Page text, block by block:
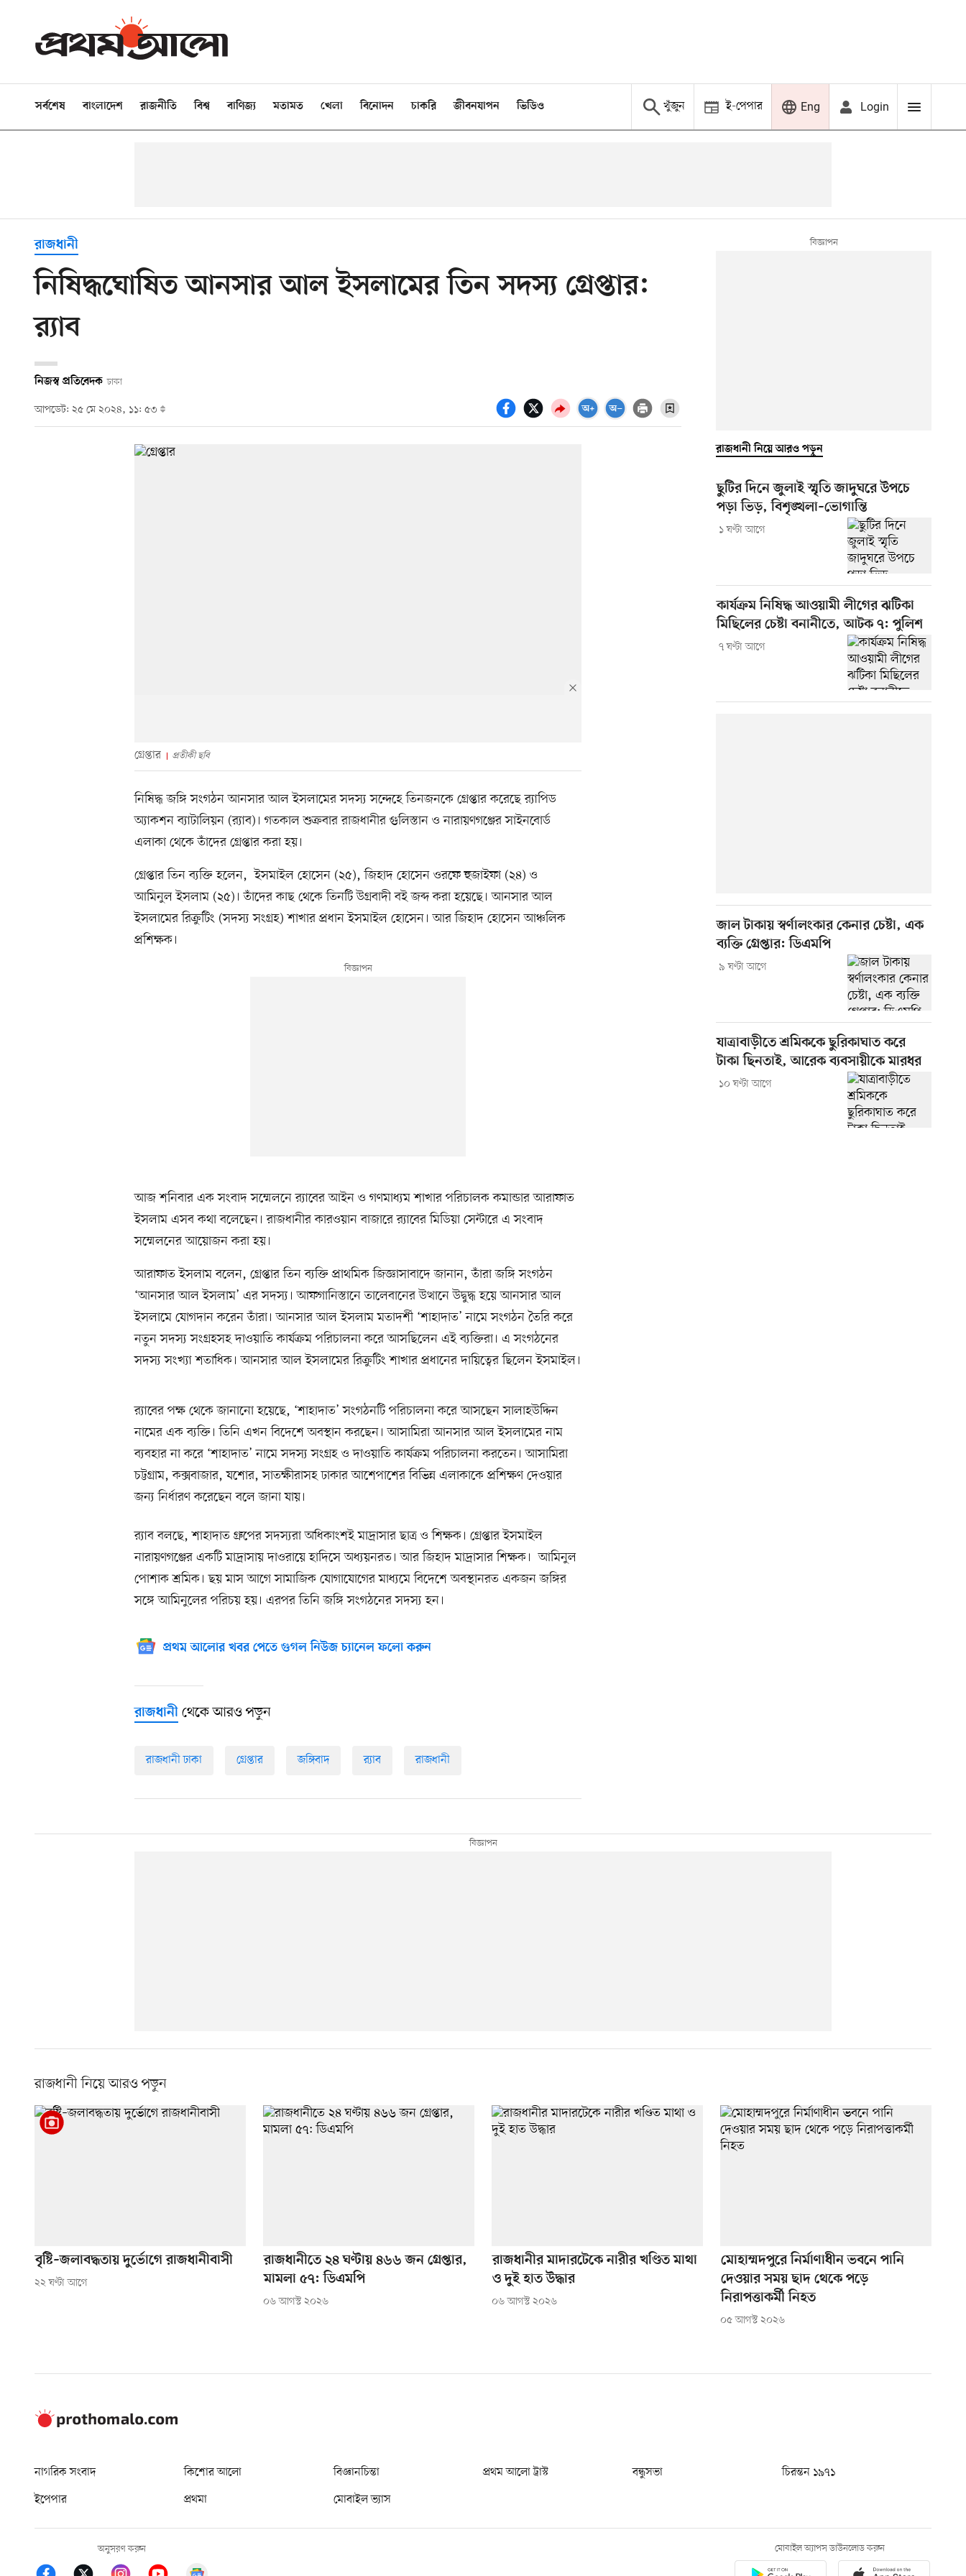
সর্বশেষ বাংলাদেশ রাজনীতি বিশ্ব বাণিজ্য মতামত খেলা বিনোদন চাকরি জীবনযাপন ভিডিও খুঁজুন ই-পেপার Eng Login
রাজধানী
নিষিদ্ধঘোষিত আনসার আল ইসলামের তিন সদস্য গ্রেপ্তার:
র‌্যাব
নিজস্ব প্রতিবেদক ঢাকা
আপডেট: ২৫ মে ২০২৪, ১১: ৫৩
গ্রেপ্তার প্রতীকী ছবি
নিষিদ্ধ জঙ্গি সংগঠন আনসার আল ইসলামের সদস্য সন্দেহে তিনজনকে গ্রেপ্তার করেছে র‌্যাপিড
অ্যাকশন ব্যাটালিয়ন (র‌্যাব)। গতকাল শুক্রবার রাজধানীর গুলিস্তান ও নারায়ণগঞ্জের সাইনবোর্ড
এলাকা থেকে তাঁদের গ্রেপ্তার করা হয়।
গ্রেপ্তার তিন ব্যক্তি হলেন, ইসমাইল হোসেন (২৫), জিহাদ হোসেন ওরফে হুজাইফা (২৪) ও
আমিনুল ইসলাম (২৫)। তাঁদের কাছ থেকে তিনটি উগ্রবাদী বই জব্দ করা হয়েছে। আনসার আল
ইসলামের রিক্রুটিং (সদস্য সংগ্রহ) শাখার প্রধান ইসমাইল হোসেন। আর জিহাদ হোসেন আঞ্চলিক
প্রশিক্ষক।
আজ শনিবার এক সংবাদ সম্মেলনে র‌্যাবের আইন ও গণমাধ্যম শাখার পরিচালক কমান্ডার আরাফাত
ইসলাম এসব কথা বলেছেন। রাজধানীর কারওয়ান বাজারে র‌্যাবের মিডিয়া সেন্টারে এ সংবাদ
সম্মেলনের আয়োজন করা হয়।
আরাফাত ইসলাম বলেন, গ্রেপ্তার তিন ব্যক্তি প্রাথমিক জিজ্ঞাসাবাদে জানান, তাঁরা জঙ্গি সংগঠন
‘আনসার আল ইসলাম’ এর সদস্য। আফগানিস্তানে তালেবানের উত্থানে উদ্বুদ্ধ হয়ে আনসার আল
ইসলামে যোগদান করেন তাঁরা। আনসার আল ইসলাম মতাদর্শী ‘শাহাদাত’ নামে সংগঠন তৈরি করে
নতুন সদস্য সংগ্রহসহ দাওয়াতি কার্যক্রম পরিচালনা করে আসছিলেন এই ব্যক্তিরা। এ সংগঠনের
সদস্য সংখ্যা শতাধিক। আনসার আল ইসলামের রিক্রুটিং শাখার প্রধানের দায়িত্বের ছিলেন ইসমাইল।
র‌্যাবের পক্ষ থেকে জানানো হয়েছে, ‘শাহাদাত’ সংগঠনটি পরিচালনা করে আসছেন সালাহউদ্দিন
নামের এক ব্যক্তি। তিনি এখন বিদেশে অবস্থান করছেন। আসামিরা আনসার আল ইসলামের নাম
ব্যবহার না করে ‘শাহাদাত’ নামে সদস্য সংগ্রহ ও দাওয়াতি কার্যক্রম পরিচালনা করতেন। আসামিরা
চট্টগ্রাম, কক্সবাজার, যশোর, সাতক্ষীরাসহ ঢাকার আশেপাশের বিভিন্ন এলাকাকে প্রশিক্ষণ দেওয়ার
জন্য নির্ধারণ করেছেন বলে জানা যায়।
র‌্যাব বলছে, শাহাদাত গ্রুপের সদস্যরা অধিকাংশই মাদ্রাসার ছাত্র ও শিক্ষক। গ্রেপ্তার ইসমাইল
নারায়ণগঞ্জের একটি মাদ্রাসায় দাওরায়ে হাদিসে অধ্যয়নরত। আর জিহাদ মাদ্রাসার শিক্ষক। আমিনুল
পোশাক শ্রমিক। ছয় মাস আগে সামাজিক যোগাযোগের মাধ্যমে বিদেশে অবস্থানরত একজন জঙ্গির
সঙ্গে আমিনুলের পরিচয় হয়। এরপর তিনি জঙ্গি সংগঠনের সদস্য হন।
প্রথম আলোর খবর পেতে গুগল নিউজ চ্যানেল ফলো করুন
রাজধানী থেকে আরও পড়ুন
রাজধানী ঢাকা গ্রেপ্তার জঙ্গিবাদ র‍্যাব রাজধানী
রাজধানী নিয়ে আরও পড়ুন
ছুটির দিনে জুলাই স্মৃতি জাদুঘরে উপচে
পড়া ভিড়, বিশৃঙ্খলা–ভোগান্তি
১ ঘণ্টা আগে
কার্যক্রম নিষিদ্ধ আওয়ামী লীগের ঝটিকা
মিছিলের চেষ্টা বনানীতে, আটক ৭: পুলিশ
৭ ঘণ্টা আগে
জাল টাকায় স্বর্ণালংকার কেনার চেষ্টা, এক
ব্যক্তি গ্রেপ্তার: ডিএমপি
৯ ঘণ্টা আগে
যাত্রাবাড়ীতে শ্রমিককে ছুরিকাঘাত করে
টাকা ছিনতাই, আরেক ব্যবসায়ীকে মারধর
১০ ঘণ্টা আগে
রাজধানী নিয়ে আরও পড়ুন
বৃষ্টি–জলাবদ্ধতায় দুর্ভোগে রাজধানীবাসী
২২ ঘণ্টা আগে
রাজধানীতে ২৪ ঘণ্টায় ৪৬৬ জন গ্রেপ্তার,
মামলা ৫৭: ডিএমপি
০৬ আগস্ট ২০২৬
রাজধানীর মাদারটেকে নারীর খণ্ডিত মাথা
ও দুই হাত উদ্ধার
০৬ আগস্ট ২০২৬
মোহাম্মদপুরে নির্মাণাধীন ভবনে পানি
দেওয়ার সময় ছাদ থেকে পড়ে
নিরাপত্তাকর্মী নিহত
০৫ আগস্ট ২০২৬
নাগরিক সংবাদ কিশোর আলো বিজ্ঞানচিন্তা প্রথম আলো ট্রাস্ট বন্ধুসভা
চিরন্তন ১৯৭১
ইপেপার
প্রথমা মোবাইল ভ্যাস
অনুসরণ করুন মোবাইল অ্যাপস ডাউনলোড করুন